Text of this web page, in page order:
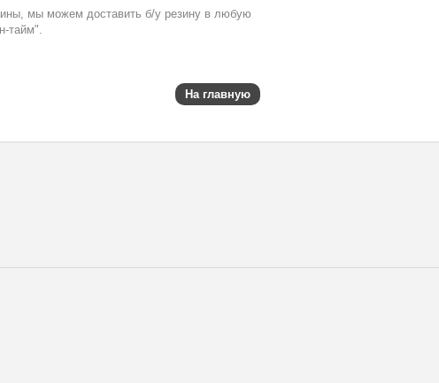
мы можем доставить б/у резину в любую
тайм".
На главную